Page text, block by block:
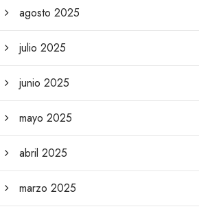
agosto 2025
julio 2025
junio 2025
mayo 2025
abril 2025
marzo 2025